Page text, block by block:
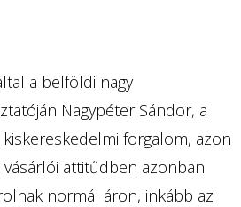
a belföldi nagy
Nagypéter Sándor, a
forgalom, azon
attitűdben azonban
normál áron, inkább az